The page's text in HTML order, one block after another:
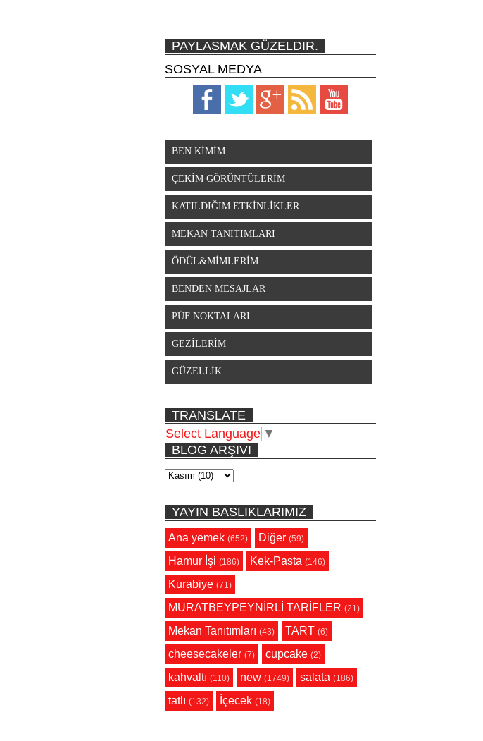
PAYLASMAK GÜZELDIR.
SOSYAL MEDYA
BEN KİMİM
ÇEKİM GÖRÜNTÜLERİM
KATILDIĞIM ETKİNLİKLER
MEKAN TANITIMLARI
ÖDÜL&MİMLERİM
BENDEN MESAJLAR
PÜF NOKTALARI
GEZİLERİM
GÜZELLİK
TRANSLATE
Select Language ▼
BLOG ARŞIVI
YAYIN BASLIKLARIMIZ
Ana yemek (652) Diğer (59)
Hamur İşi (186) Kek-Pasta (146)
Kurabiye (71)
MURATBEYPEYNİRLİ TARİFLER (21)
Mekan Tanıtımları (43) TART (6)
cheesecakeler (7) cupcake (2)
kahvaltı (110) new (1749) salata (186)
tatlı (132) İçecek (18)